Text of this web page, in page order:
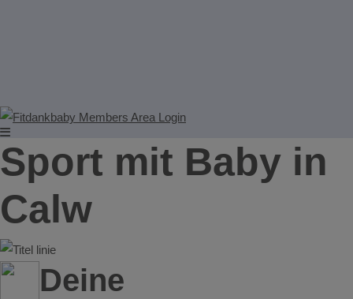
Sport mit Baby in
Calw
Deine